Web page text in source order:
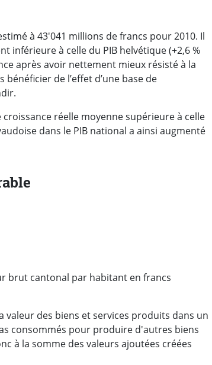
à 43'041 millions de francs pour 2010. Il
inférieure à celle du PIB helvétique (+2,6 %
après avoir nettement mieux résisté à la
bénéficier de l’effet d’une base de
réelle moyenne supérieure à celle
dans le PIB national a ainsi augmenté
brut cantonal par habitant en francs
des biens et services produits dans un
consommés pour produire d'autres biens
à la somme des valeurs ajoutées créées